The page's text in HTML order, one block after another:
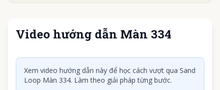
Video hướng dẫn Màn 334
Nhấn để phát video
Xem video hướng dẫn này để học cách vượt qua Sand
Loop Màn 334. Làm theo giải pháp từng bước.